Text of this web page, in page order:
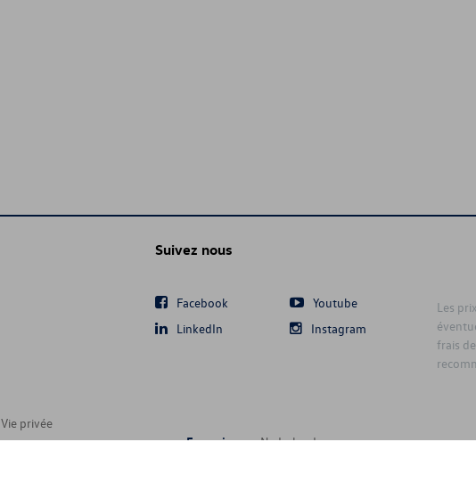
Suivez nous
Facebook
Youtube
LinkedIn
Instagram
Les
frais
Vie privée
Français
Nederlands